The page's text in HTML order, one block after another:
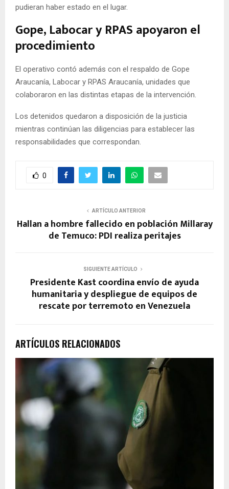
pudieran haber estado en el lugar.
Gope, Labocar y RPAS apoyaron el
procedimiento
El operativo contó además con el respaldo de Gope
Araucanía, Labocar y RPAS Araucanía, unidades que
colaboraron en las distintas etapas de la intervención.
Los detenidos quedaron a disposición de la justicia
mientras continúan las diligencias para establecer las
responsabilidades que correspondan.
0
ARTÍCULO ANTERIOR
Hallan a hombre fallecido en población Millaray
de Temuco: PDI realiza peritajes
SIGUIENTE ARTÍCULO
Presidente Kast coordina envío de ayuda
humanitaria y despliegue de equipos de
rescate por terremoto en Venezuela
ARTÍCULOS RELACIONADOS